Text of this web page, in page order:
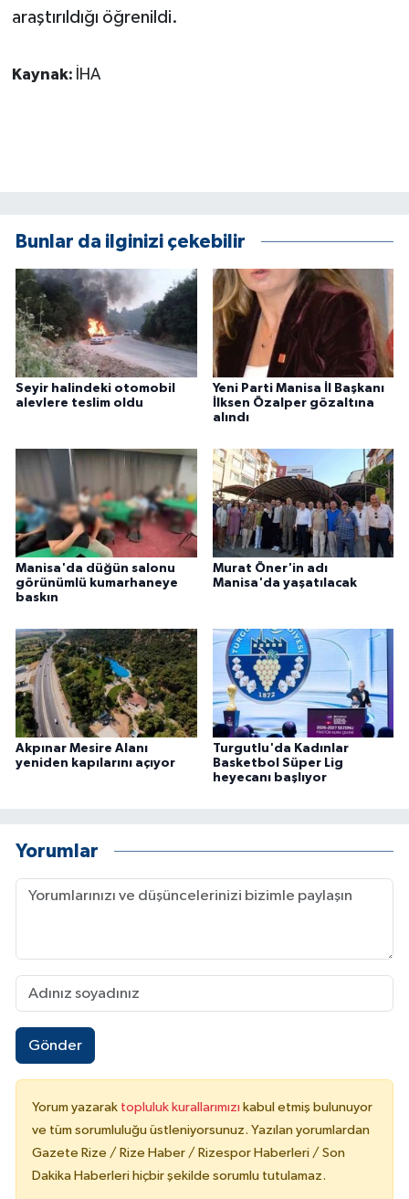
araştırıldığı öğrenildi.
Kaynak: İHA
Bunlar da ilginizi çekebilir
Seyir halindeki otomobil
alevlere teslim oldu
Yeni Parti Manisa İl Başkanı
İlksen Özalper gözaltına
alındı
Manisa'da düğün salonu
görünümlü kumarhaneye
baskın
Murat Öner'in adı
Manisa'da yaşatılacak
Akpınar Mesire Alanı
yeniden kapılarını açıyor
Turgutlu'da Kadınlar
Basketbol Süper Lig
heyecanı başlıyor
Yorumlar
Gönder
Yorum yazarak topluluk kurallarımızı kabul etmiş bulunuyor
ve tüm sorumluluğu üstleniyorsunuz. Yazılan yorumlardan
Gazete Rize / Rize Haber / Rizespor Haberleri / Son
Dakika Haberleri hiçbir şekilde sorumlu tutulamaz.